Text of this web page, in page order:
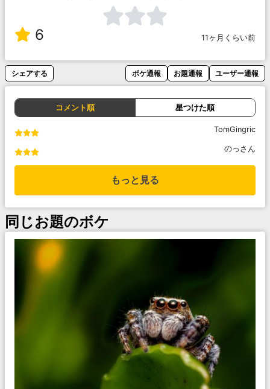
6 11ヶ月くらい前
シェアする ボケ通報 お題通報 ユーザー通報
コメント順 星つけた順
TomGingric
のっさん
もっと見る
同じお題のボケ